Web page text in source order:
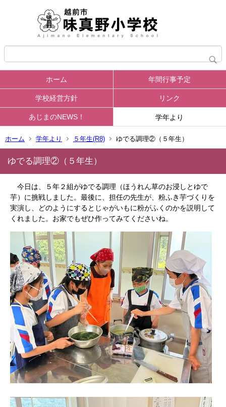
ホーム 年間行事予定
学校経営方針 リンク
あじまのNEWS！ 学年より
ホーム 学年より ５年生(R8) ゆでる調理②（５年生）
ゆでる調理②（５年生）
今日は、５年２組がゆでる調理（ほうれん草のお浸しとゆで
芋）に挑戦しました。最後に、担任の先生が、粉ふき芋づくりを
実演し、どのようにするとじゃがいもに粉がふくのかを説明して
くれました。お家でもぜひ作ってみてくださいね。